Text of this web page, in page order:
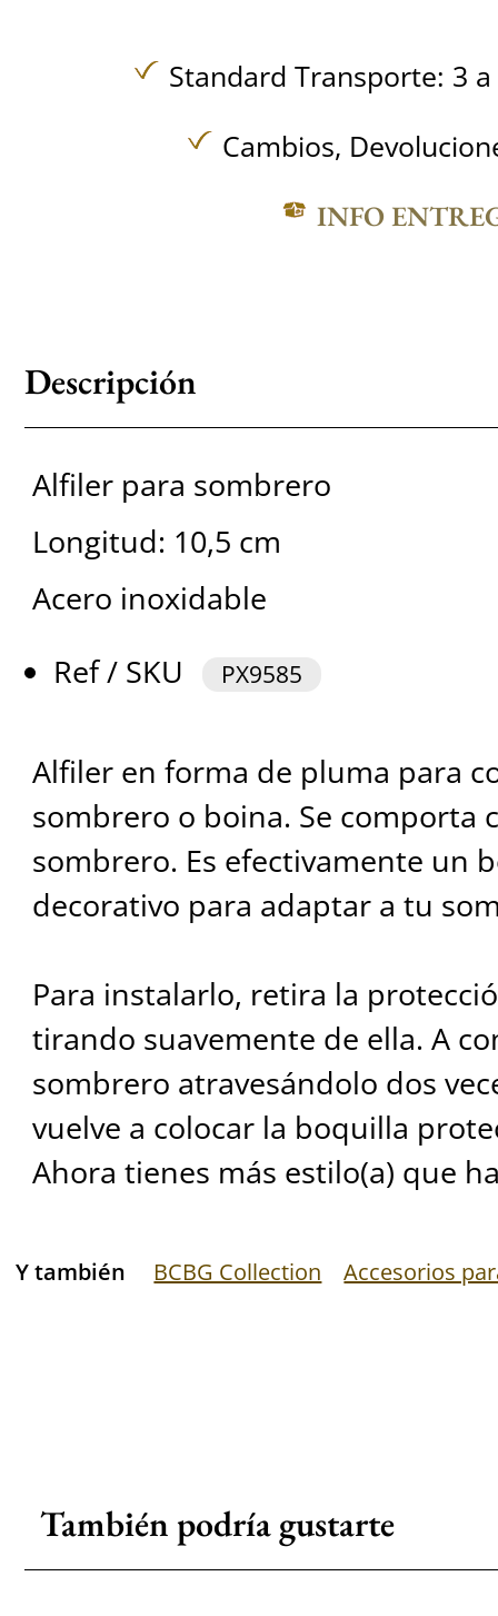
Standard Transporte: 3
Cambios,
INFO
Descripción
Alfiler para sombrero
Longitud: 10,5 cm
Acero inoxidable
Ref / SKU
PX9585
Alfiler en forma de pluma para
sombrero o boina. Se comporta
sombrero. Es efectivamente un
decorativo para adaptar a tu
Para instalarlo, retira la
tirando suavemente de ella. A
sombrero atravesándolo dos
vuelve a colocar la boquilla
Ahora tienes más estilo(a) que
Y también BCBG Collection Accesorios
También podría gustarte